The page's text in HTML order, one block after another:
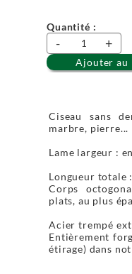
Quantité :
- +
Ajouter au
Ciseau sans
marbre, pierre...
Lame largeur :
Longueur totale
Corps
plats, au plus
Acier trempé
Entièrement
étirage) dans